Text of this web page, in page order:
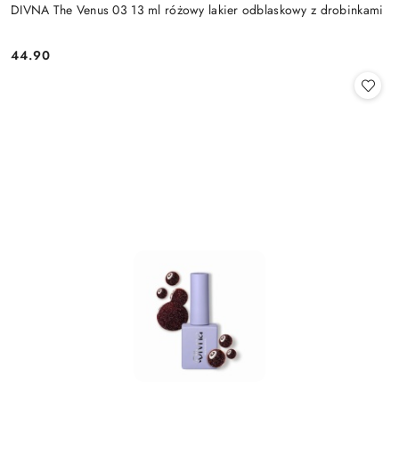
DIVNA The Venus 03 13 ml różowy lakier odblaskowy z drobinkami
Cena:
44.90